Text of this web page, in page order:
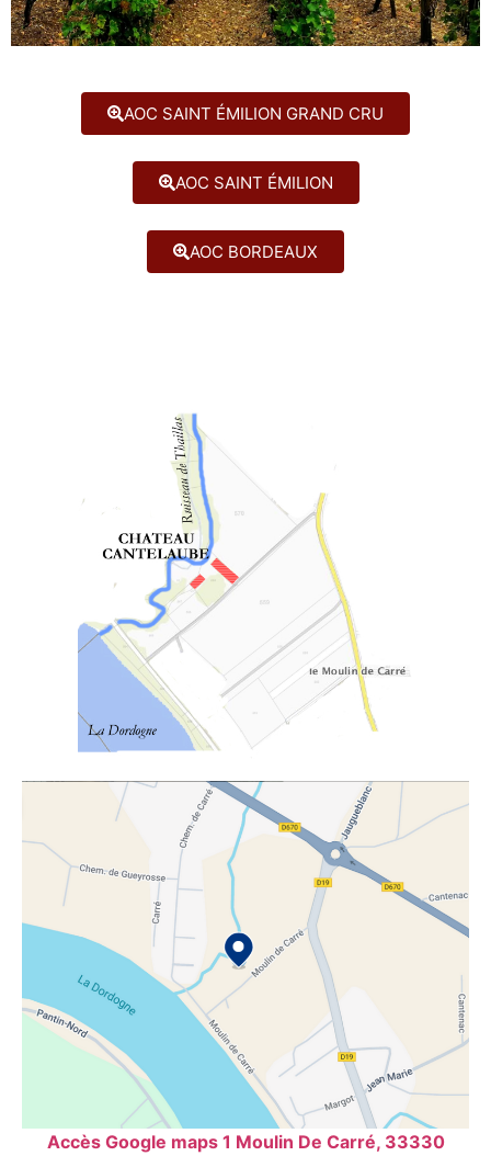
AOC SAINT ÉMILION GRAND CRU
AOC SAINT ÉMILION
AOC BORDEAUX
Accès Google maps 1 Moulin De Carré, 33330